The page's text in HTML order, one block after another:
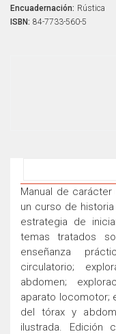
Encuadernación: Rústica
ISBN: 84-7733-560-5
Manual de
un curso de
estrategia de
temas tratados
enseñanza
circulatorio;
abdomen;
aparato locomotor;
del tórax y
ilustrada.